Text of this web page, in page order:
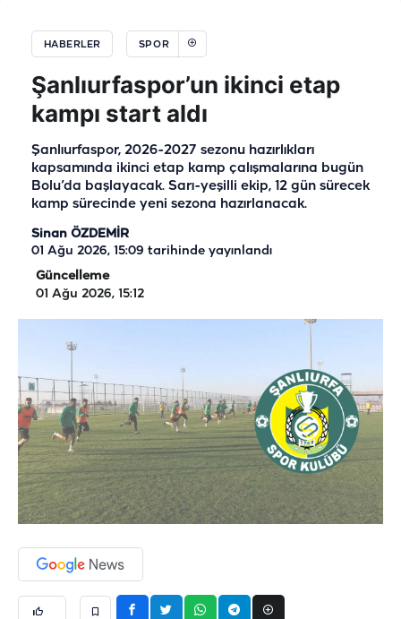
HABERLER SPOR
Şanlıurfaspor’un ikinci etap
kampı start aldı
Şanlıurfaspor, 2026-2027 sezonu hazırlıkları
kapsamında ikinci etap kamp çalışmalarına bugün
Bolu’da başlayacak. Sarı-yeşilli ekip, 12 gün sürecek
kamp sürecinde yeni sezona hazırlanacak.
Sinan ÖZDEMİR
01 Ağu 2026, 15:09 tarihinde yayınlandı
Güncelleme
01 Ağu 2026, 15:12